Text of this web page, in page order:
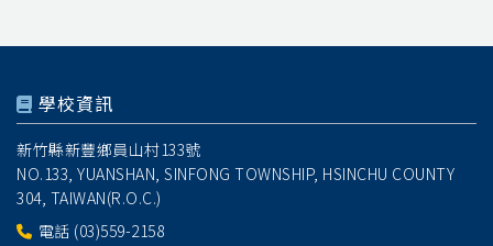
學校資訊
新竹縣新豐鄉員山村133號
NO.133, YUANSHAN, SINFONG TOWNSHIP, HSINCHU COUNTY
304, TAIWAN(R.O.C.)
電話 (03)559-2158